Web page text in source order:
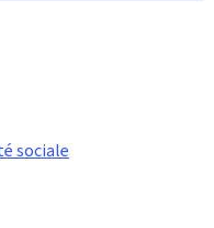
sociale